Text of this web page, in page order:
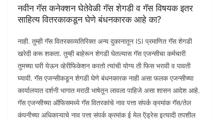
नवीन गॅस कनेक्शन घेतेवेळी गॅस शेगडी व गॅस विषयक इतर
साहित्य वितरकाकडून घेणे बंधनकारक आहे का?
नाही. तुम्ही गॅस वितरकाव्यतिरिक्त अन्य दुकानातून ISI प्रमाणित गॅस शेगडी
खरेदी करू शकता. तुम्ही बाहेरून शेगडी घेतल्यास गॅस एजन्सीचा कर्मचारी
तुमच्या घरी येऊन व्हेरीफिकेशन करतो त्यांची योग्य ती फिस भरावी व पावती
घ्यावी. गॅस एजन्सीकडून शेगडी घेणे बंधनकारक नाही असा फलक एजन्सीच्या
कार्यालयात दर्शनी भागात मराठी भाषेतून लावला पाहिजे असा शासन आदेश आहे.
गॅस एजन्सीच्या ऑफिसमध्ये गॅस वितरकांचे नाव पत्ता संपर्क क्रमांक गॅस/तेल
कंपनीच्या अधिकाऱ्याचे नाव पत्ता संपर्क क्रमांक ई मेल ऍड्रेस इत्यादी तपशील